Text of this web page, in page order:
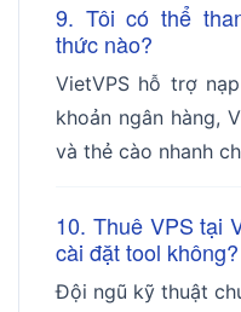
9. Tôi có thể
thức nào?
VietVPS hỗ trợ
khoản ngân hàng,
và thẻ cào nhanh
10. Thuê VPS tại
cài đặt tool không?
Đội ngũ kỹ thuật